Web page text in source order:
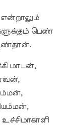
என்றாலும்
பெண்
மாடன்,